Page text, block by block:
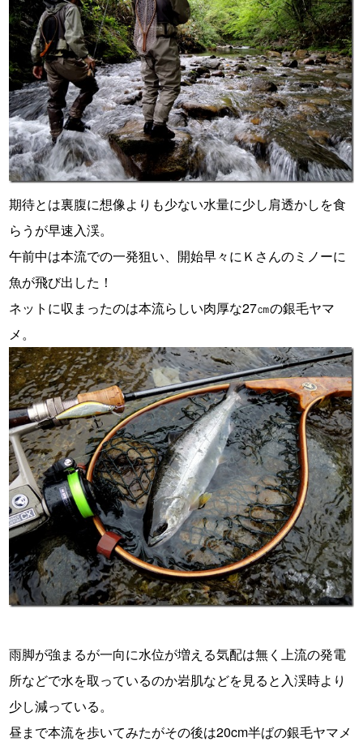
期待とは裏腹に想像よりも少ない水量に少し肩透かしを食
らうが早速入渓。
午前中は本流での一発狙い、開始早々にＫさんのミノーに
魚が飛び出した！
ネットに収まったのは本流らしい肉厚な27㎝の銀毛ヤマ
メ。
雨脚が強まるが一向に水位が増える気配は無く上流の発電
所などで水を取っているのか岩肌などを見ると入渓時より
少し減っている。
昼まで本流を歩いてみたがその後は20cm半ばの銀毛ヤマメ